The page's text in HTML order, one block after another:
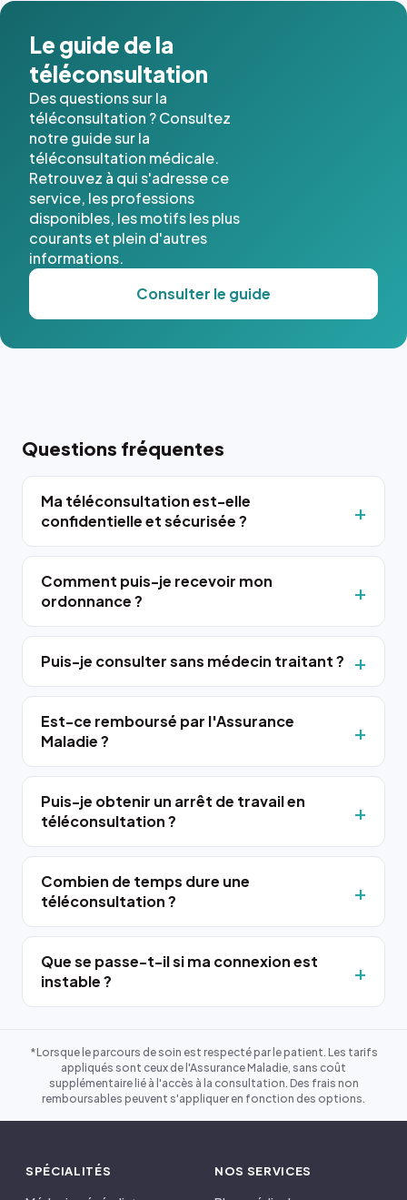
Le guide de la
téléconsultation
Des questions sur la
téléconsultation ? Consultez
notre guide sur la
téléconsultation médicale.
Retrouvez à qui s'adresse ce
service, les professions
disponibles, les motifs les plus
courants et plein d'autres
informations.
Consulter le guide
Questions fréquentes
Ma téléconsultation est-elle
confidentielle et sécurisée ?
Comment puis-je recevoir mon
ordonnance ?
Puis-je consulter sans médecin traitant ?
Est-ce remboursé par l'Assurance
Maladie ?
Puis-je obtenir un arrêt de travail en
téléconsultation ?
Combien de temps dure une
téléconsultation ?
Que se passe-t-il si ma connexion est
instable ?
*Lorsque le parcours de soin est respecté par le patient. Les tarifs
appliqués sont ceux de l'Assurance Maladie, sans coût
supplémentaire lié à l'accès à la consultation. Des frais non
remboursables peuvent s'appliquer en fonction des options.
SPÉCIALITÉS NOS SERVICES